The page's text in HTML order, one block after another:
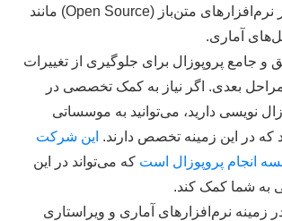
بهره‌گیری از نرم‌افزارهای متن‌باز (Open Source) مانند
و جامع پروپوزال برای جلوگیری از تغییرات
مراحل بعدی. اگر نیاز به کمک تخصصی در
نویسی دارید، می‌توانید به موسساتی
که در این زمینه تخصص دارند. این شرکت
انجام پروپوزال است که می‌تواند در این
به شما کمک کند.
زمینه نرم‌افزارهای آماری و ویراستاری